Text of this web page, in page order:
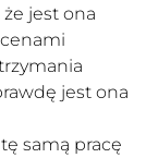
jest ona
jest ona
samą pracę